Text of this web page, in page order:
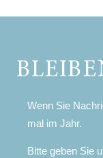
Wenn Sie
mal im Jahr.
Bitte geben Sie